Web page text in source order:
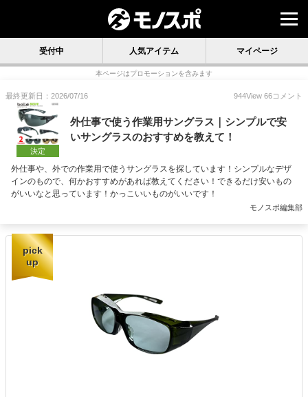
受付中 人気アイテム マイページ
本ページはプロモーションを含みます
最終更新日：2026/07/16 944View 66コメント
決定
外仕事で使う作業用サングラス｜シンプルで安
いサングラスのおすすめを教えて！
外仕事や、外での作業用で使うサングラスを探しています！シンプルなデザ
インのもので、何かおすすめがあれば教えてください！できるだけ安いもの
がいいなと思っています！かっこいいものがいいです！
モノスポ編集部
pick
up